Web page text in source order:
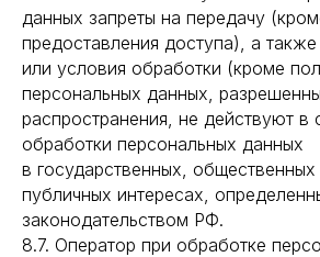
данных запреты на передачу
предоставления доступа), а
или условия обработки (кроме
персональных данных,
распространения, не действуют в
обработки персональных данных
в государственных,
публичных интересах,
законодательством РФ.
8.7. Оператор при обработке